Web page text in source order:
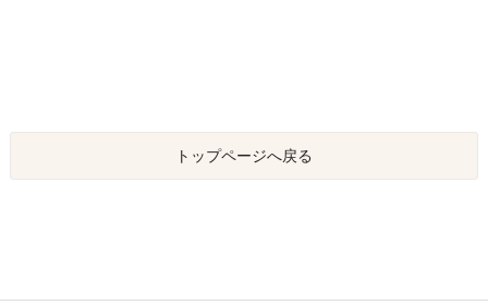
トップページへ戻る